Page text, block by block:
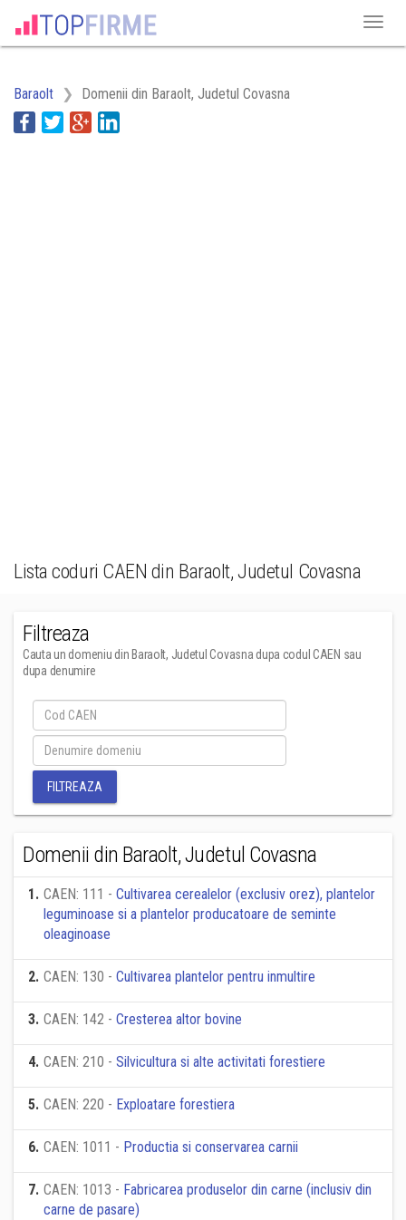
Baraolt Domenii din Baraolt, Judetul Covasna
Lista coduri CAEN din Baraolt, Judetul Covasna
Filtreaza
Cauta un domeniu din Baraolt, Judetul Covasna dupa codul CAEN sau
dupa denumire
FILTREAZA
Domenii din Baraolt, Judetul Covasna
1. CAEN: 111 - Cultivarea cerealelor (exclusiv orez), plantelor
leguminoase si a plantelor producatoare de seminte
oleaginoase
2. CAEN: 130 - Cultivarea plantelor pentru inmultire
3. CAEN: 142 - Cresterea altor bovine
4. CAEN: 210 - Silvicultura si alte activitati forestiere
5. CAEN: 220 - Exploatare forestiera
6. CAEN: 1011 - Productia si conservarea carnii
7. CAEN: 1013 - Fabricarea produselor din carne (inclusiv din
carne de pasare)